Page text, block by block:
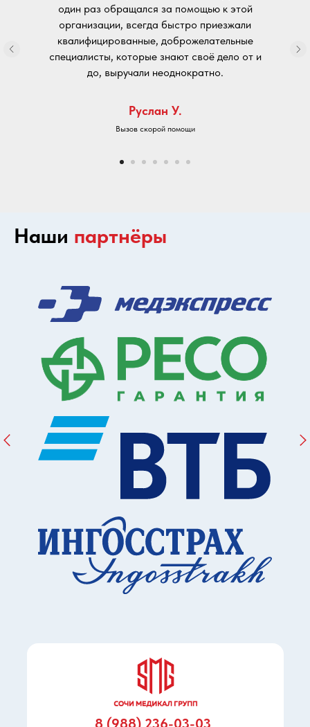
один раз обращался за помощью к этой
организации, всегда быстро приезжали
квалифицированные, доброжелательные
специалисты, которые знают своё дело от и
до, выручали неоднократно.
Руслан У.
Вызов скорой помощи
Наши партнёры
8 (988) 236-03-03